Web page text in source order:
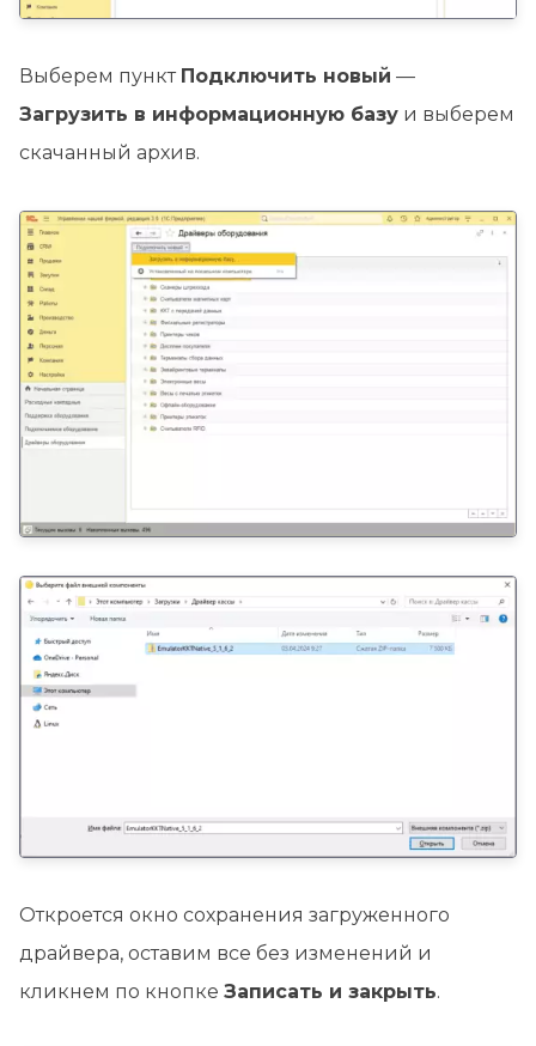
Выберем пункт Подключить новый —
Загрузить в информационную базу и выберем
скачанный архив.
Откроется окно сохранения загруженного
драйвера, оставим все без изменений и
кликнем по кнопке Записать и закрыть.